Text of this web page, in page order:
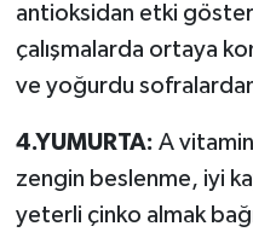
antioksidan etki
çalışmalarda ortaya
ve yoğurdu
4.YUMURTA: A
zengin beslenme, iyi
yeterli çinko almak